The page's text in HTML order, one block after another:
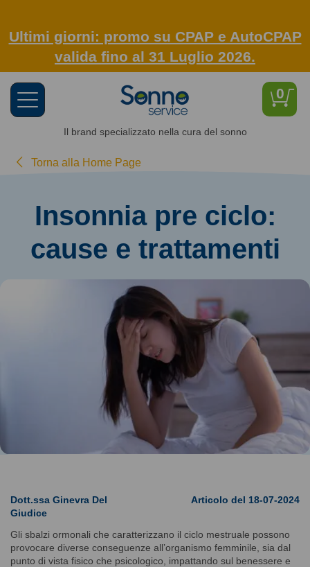
Ultimi giorni: promo su CPAP e AutoCPAP
valida fino al 31 Luglio 2026.
0
Toggle
navigation
Il brand specializzato nella cura del sonno
Torna alla Home Page
Insonnia pre ciclo:
cause e trattamenti
Dott.ssa Ginevra Del
Giudice
Articolo del 18-07-2024
Gli sbalzi ormonali che caratterizzano il ciclo mestruale possono
provocare diverse conseguenze all’organismo femminile, sia dal
punto di vista fisico che psicologico, impattando sul benessere e